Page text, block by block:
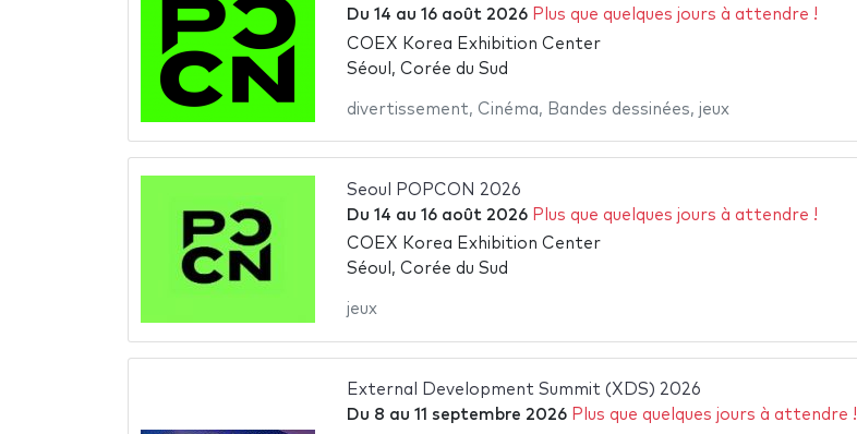
Du 14 au 16 août 2026 Plus que quelques jours à attendre !
COEX Korea Exhibition Center
Séoul, Corée du Sud
divertissement, Cinéma, Bandes dessinées, jeux
Seoul POPCON 2026
Du 14 au 16 août 2026 Plus que quelques jours à attendre !
COEX Korea Exhibition Center
Séoul, Corée du Sud
jeux
External Development Summit (XDS) 2026
Du 8 au 11 septembre 2026 Plus que quelques jours à attendre !